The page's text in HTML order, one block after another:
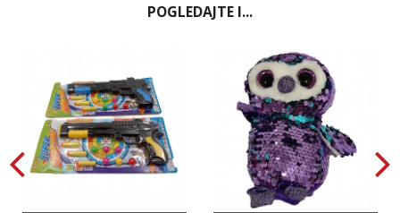
POGLEDAJTE I...